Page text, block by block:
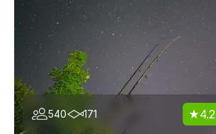
540 171 4.2